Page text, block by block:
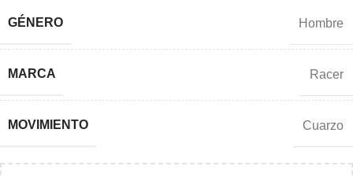
GÉNERO Hombre
MARCA Racer
MOVIMIENTO Cuarzo